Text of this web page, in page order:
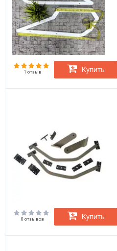
1 отзыв Купить
0 отзывов Купить